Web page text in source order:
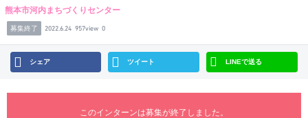
熊本市河内まちづくりセンター
募集終了 2022.6.24 957view 0
シェア ツイート LINEで送る
このインターンは募集が終了しました。